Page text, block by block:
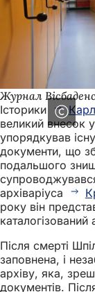
Журнал
Історики
великий внесок
упорядкував
документи, що
подальшого
архіваріуса
року він
каталогізований
Після смерті
заповнена, і
архіву, яка,
документів.